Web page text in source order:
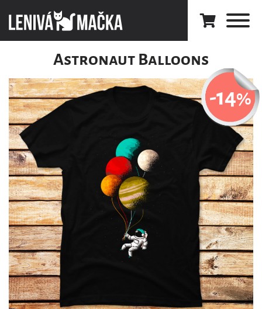
Astronaut Balloons
-14%